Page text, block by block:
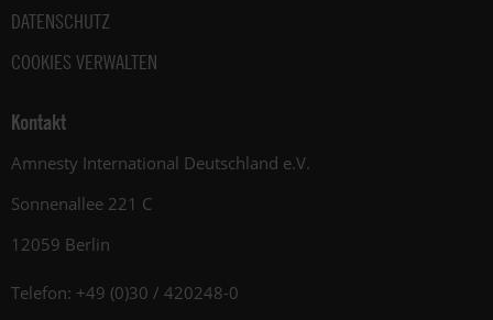
DATENSCHUTZ
COOKIES VERWALTEN
Kontakt
Amnesty International Deutschland e.V.
Sonnenallee 221 C
12059 Berlin
Telefon: +49 (0)30 / 420248-0